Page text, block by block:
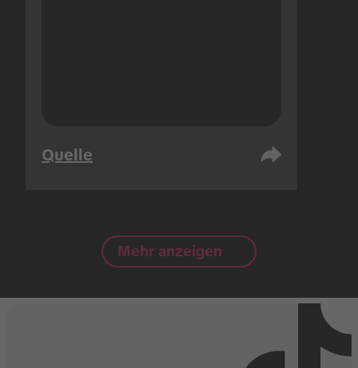
Quelle
Mehr anzeigen